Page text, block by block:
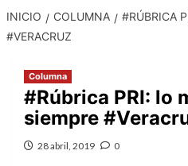
INICIO COLUMNA
#RÚBRICA
#VERACRUZ
Columna
#Rúbrica PRI: lo
siempre
28 abril, 2019 0